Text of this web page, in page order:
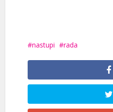
nastupi rada